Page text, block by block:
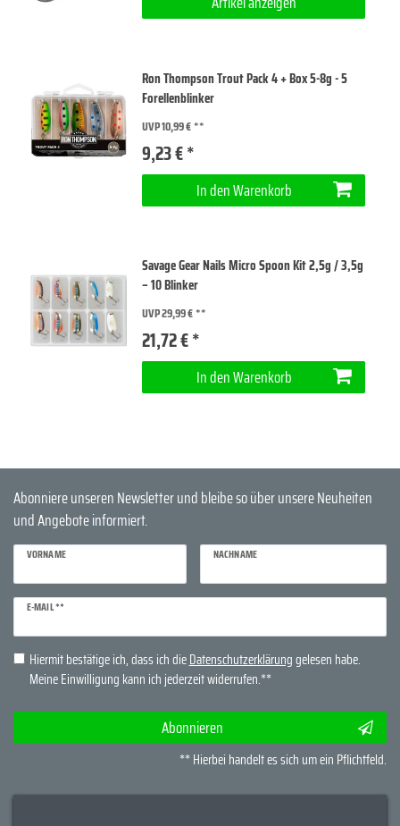
Ron Thompson Trout Pack 4 + Box 5-8g - 5
Forellenblinker
UVP 10,99 €
9,23 € *
In den Warenkorb
Savage Gear Nails Micro Spoon Kit 2,5g / 3,5g
– 10 Blinker
UVP 29,99 €
21,72 € *
In den Warenkorb
Abonniere unseren Newsletter und bleibe so über unsere Neuheiten
und Angebote informiert.
VORNAME NACHNAME
E-MAIL **
Newsletter
Honig
Hiermit bestätige ich, dass ich dieDaten­schutz­erklärunggelesen habe.
Meine Einwilligung kann ich jederzeit widerrufen.**
Abonnieren
** Hierbei handelt es sich um ein Pflichtfeld.